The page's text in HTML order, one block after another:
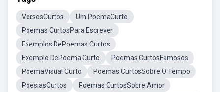
VersosCurtos
Um PoemaCurto
Poemas CurtosPara Escrever
Exemplos DePoemas Curtos
Exemplo DePoema Curto
Poemas CurtosFamosos
PoemaVisual Curto
Poemas CurtosSobre O Tempo
PoesiasCurtos
Poemas CurtosSobre Amor